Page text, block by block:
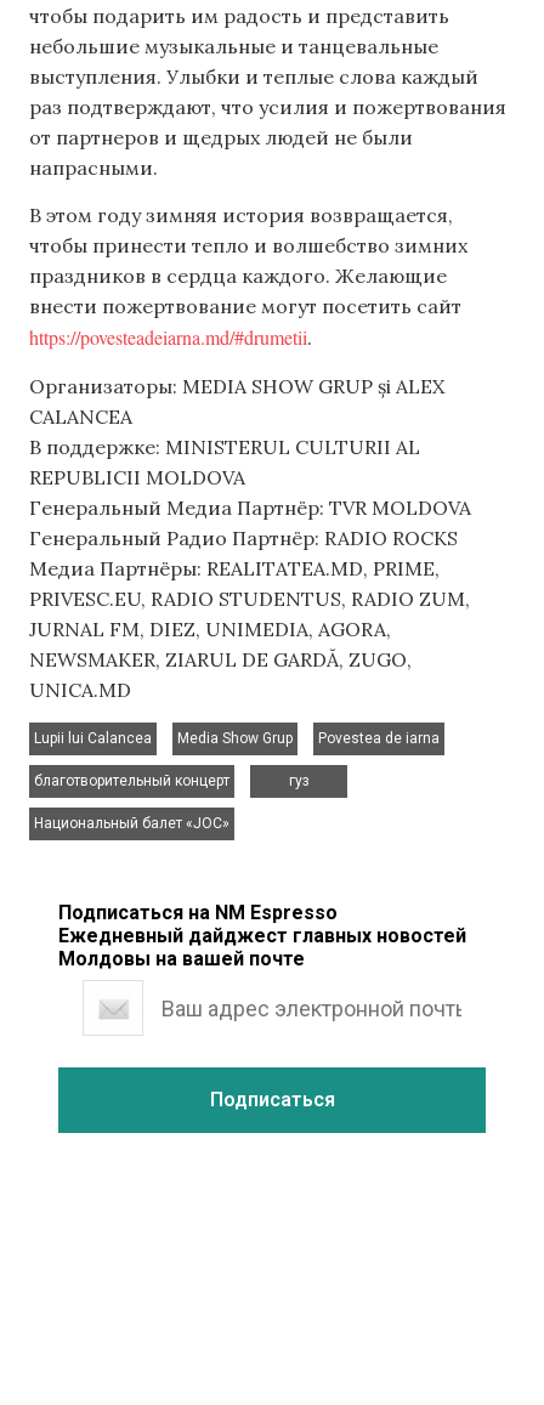
чтобы подарить им радость и представить
небольшие музыкальные и танцевальные
выступления. Улыбки и теплые слова каждый
раз подтверждают, что усилия и пожертвования
от партнеров и щедрых людей не были
напрасными.
В этом году зимняя история возвращается,
чтобы принести тепло и волшебство зимних
праздников в сердца каждого. Желающие
внести пожертвование могут посетить сайт
https://povesteadeiarna.md/#drumetii.
Организаторы: MEDIA SHOW GRUP și ALEX
CALANCEA
В поддержке: MINISTERUL CULTURII AL
REPUBLICII MOLDOVA
Генеральный Медиа Партнёр: TVR MOLDOVA
Генеральный Радио Партнёр: RADIO ROCKS
Медиа Партнёры: REALITATEA.MD, PRIME,
PRIVESC.EU, RADIO STUDENTUS, RADIO ZUM,
JURNAL FM, DIEZ, UNIMEDIA, AGORA,
NEWSMAKER, ZIARUL DE GARDĂ, ZUGO,
UNICA.MD
Lupii lui Calancea
Media Show Grup
Povestea de iarna
благотворительный концерт
гуз
Национальный балет «JOC»
Подписаться на NM Espresso
Ежедневный дайджест главных новостей
Молдовы на вашей почте